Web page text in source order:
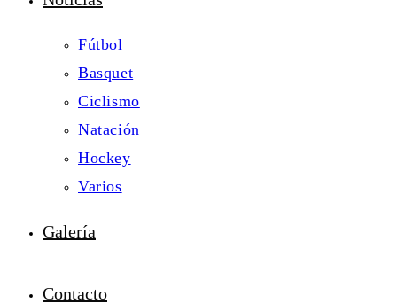
Fútbol
Basquet
Ciclismo
Natación
Hockey
Varios
Galería
Contacto